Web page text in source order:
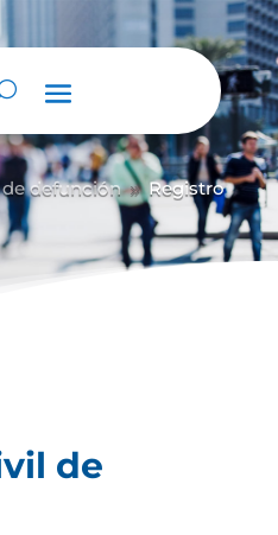
defunción 9 Registro
de